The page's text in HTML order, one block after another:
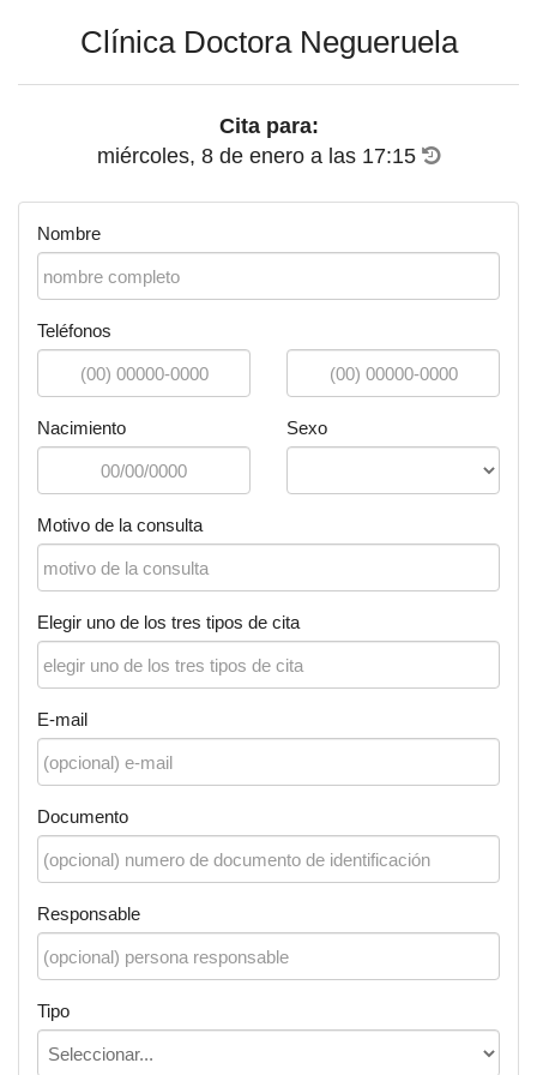
Clínica Doctora Negueruela
Cita para:
miércoles, 8 de enero a las 17:15
Nombre
Teléfonos
Nacimiento Sexo
Motivo de la consulta
Elegir uno de los tres tipos de cita
E-mail
Documento
Responsable
Tipo